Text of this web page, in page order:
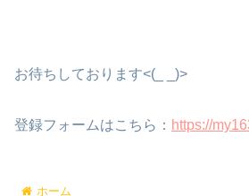
お待ちしております<(_ _)>
登録フォームはこちら： https://
ホーム